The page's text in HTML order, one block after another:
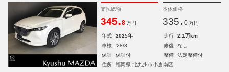
支払総額
345.8 万円
本体価格
335. 0 万円
年式 2025年 走行
2.1万km
車検
'28/3 修復
なし
保証
保証付 整備
法定整備付
住所
福岡県 北九州市小倉南区